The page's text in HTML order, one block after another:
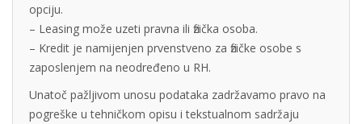
opciju.
– Leasing može uzeti pravna ili fizička osoba.
– Kredit je namijenjen prvenstveno za fizičke osobe s
zaposlenjem na neodređeno u RH.
Unatoč pažljivom unosu podataka zadržavamo pravo na
pogreške u tehničkom opisu i tekstualnom sadržaju